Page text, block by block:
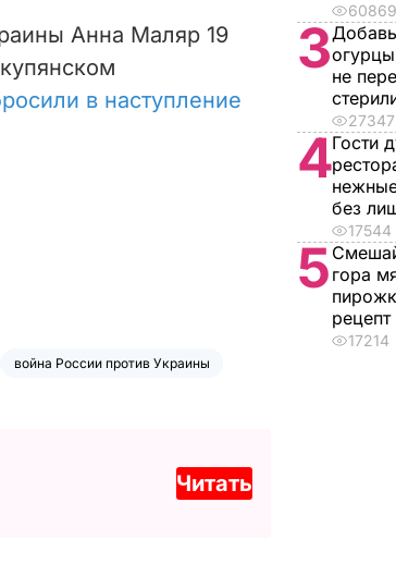
Анна Маляр 19
в наступление
война России против Украины
Читать
60869
3не
27347
4Гости
без
17544
5 гора
рецепт
17214